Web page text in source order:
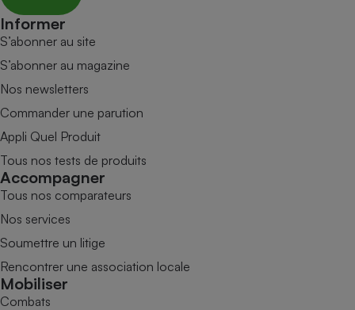
Informer
S’abonner au site
S’abonner au magazine
Nos newsletters
Commander une parution
Appli Quel Produit
Tous nos tests de produits
Accompagner
Tous nos comparateurs
Nos services
Soumettre un litige
Rencontrer une association locale
Mobiliser
Combats